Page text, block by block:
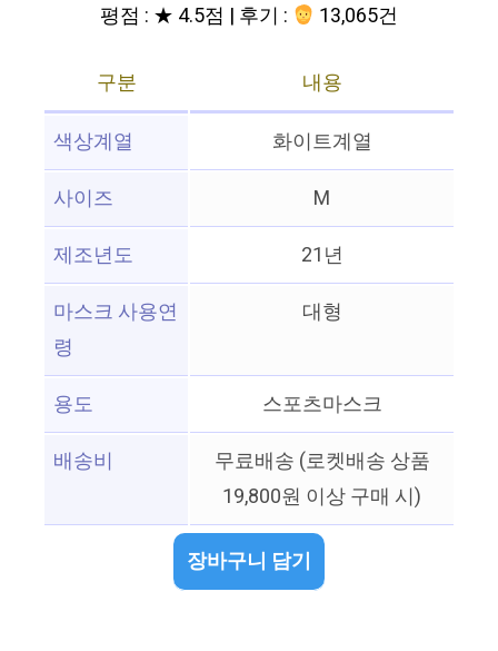
평점 : ★ 4.5점 | 후기 : 13,065건
구분
내용
색상계열
화이트계열
사이즈
M
제조년도
21년
마스크 사용연
령
대형
용도
스포츠마스크
배송비
무료배송 (로켓배송 상품
19,800원 이상 구매 시)
장바구니 담기